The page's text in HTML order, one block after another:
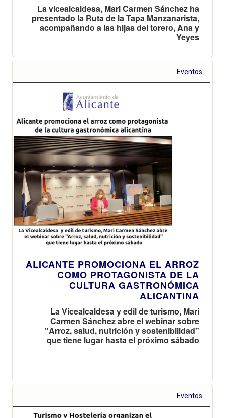
La vicealcaldesa, Mari Carmen Sánchez ha
presentado la Ruta de la Tapa Manzanarista,
acompañando a las hijas del torero, Ana y
Yeyes
Eventos
ALICANTE PROMOCIONA EL ARROZ
COMO PROTAGONISTA DE LA
CULTURA GASTRONÓMICA
ALICANTINA
La Vicealcaldesa y edil de turismo, Mari
Carmen Sánchez abre el webinar sobre
"Arroz, salud, nutrición y sostenibilidad"
que tiene lugar hasta el próximo sábado
Eventos